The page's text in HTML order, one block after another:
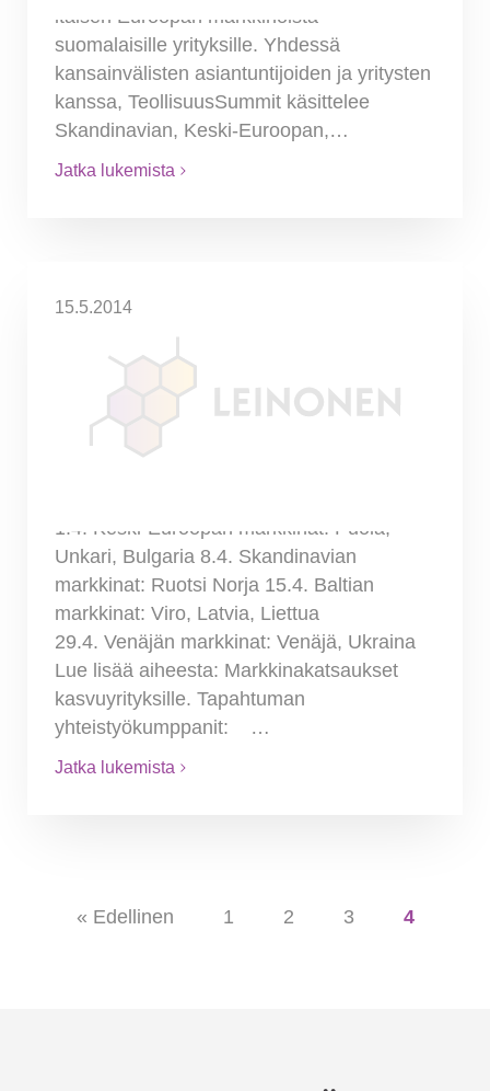
itäisen Euroopan markkinoista
suomalaisille yrityksille. Yhdessä
kansainvälisten asiantuntijoiden ja yritysten
kanssa, TeollisuusSummit käsittelee
Skandinavian, Keski-Euroopan,…
Jatka lukemista
15.5.2014
Leinonen Group järjesti
menestyksekkään
seminaarisarjan
kansainvälistyville
suomalaisyrityksille.
1.4. Keski-Euroopan markkinat: Puola,
Unkari, Bulgaria 8.4. Skandinavian
markkinat: Ruotsi Norja 15.4. Baltian
markkinat: Viro, Latvia, Liettua
29.4. Venäjän markkinat: Venäjä, Ukraina
Lue lisää aiheesta: Markkinakatsaukset
kasvuyrityksille. Tapahtuman
yhteistyökumppanit: …
Jatka lukemista
« Edellinen 1 2 3 4